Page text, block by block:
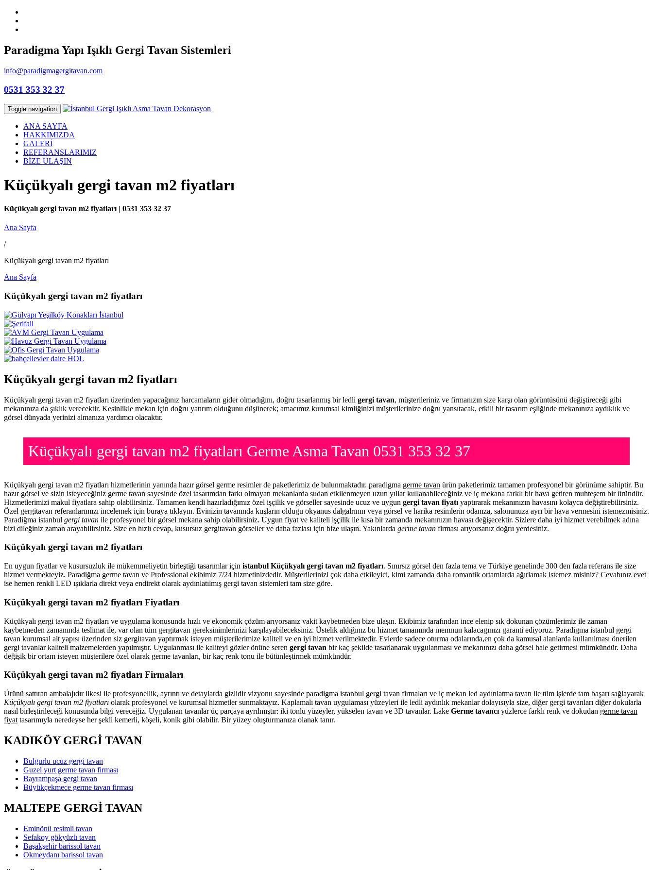
Paradigma Yapı Işıklı Gergi Tavan Sistemleri
info@paradigmagergitavan.com
0531 353 32 37
Toggle navigation
ANA SAYFA
HAKKIMIZDA
GALERİ
REFERANSLARIMIZ
BİZE ULAŞIN
Küçükyalı gergi tavan m2 fiyatları
Küçükyalı gergi tavan m2 fiyatları | 0531 353 32 37
Ana Sayfa
/
Küçükyalı gergi tavan m2 fiyatları
Ana Sayfa
Küçükyalı gergi tavan m2 fiyatları
Küçükyalı gergi tavan m2 fiyatları
Küçükyalı gergi tavan m2 fiyatları üzerinden yapacağınız harcamaların gider olmadığını, doğru tasarlanmış bir ledli gergi tavan, müşterileriniz ve firmanızın size karşı olan görüntüsünü değiştireceği gibi
mekanınıza da şıklık verecektir. Kesinlikle mekan için doğru yatırım olduğunu düşünerek; amacımız kurumsal kimliğinizi müşterilerinize doğru yansıtacak, etkili bir tasarım eşliğinde mekanınıza aydıklık ve
görsel dünyada yerinizi almanıza yardımcı olacaktır.
Küçükyalı gergi tavan m2 fiyatları Germe Asma Tavan 0531 353 32 37
Küçükyalı gergi tavan m2 fiyatları hizmetlerinin yanında hazır görsel germe resimler de paketlerimiz de bulunmaktadır. paradigma germe tavan ürün paketlerimiz tamamen profesyonel bir görünüme sahiptir. Bu
hazır görsel ve sizin isteyeceğiniz germe tavan sayesinde özel tasarımdan farkı olmayan mekanlarda sudan etkilenmeyen uzun yıllar kullanabileceğiniz ve iç mekana farklı bir hava getiren muhteşem bir üründür.
Hizmetlerimizi makul fiyatlara sahip olabilirsiniz. Tamamen kendi hazırladığımız özel işçilik ve görseller sayesinde ucuz ve uygun gergi tavan fiyatı yaptırarak mekanınızın havasını kolayca değiştirebilirsiniz.
Özel gergitavan referanlarımızı incelemek için buraya tıklayın. Evinizin tavanında kuşların oldugu okyanus dalgalrının veya görsel ve harika resimlerin odanıza, salonunuza ayrı bir hava vermesini istemezmisiniz.
Paradiğma istanbul gergi tavan ile profesyonel bir görsel mekana sahip olabilirsiniz. Uygun fiyat ve kaliteli işçilik ile kısa bir zamanda mekanınızın havası değişecektir. Sizlere daha iyi hizmet verebilmek adına
bizi dileğiniz zaman arayabilirsiniz. Size en hızlı cevap, kusursuz gergitavan görseller ve daha fazlası için bize ulaşın. Yakınlarda germe tavan firması arıyorsanız doğru yerdesiniz.
Küçükyalı gergi tavan m2 fiyatları
En uygun fiyatlar ve kusursuzluk ile mükemmeliyetin birleştiği tasarımlar için istanbul Küçükyalı gergi tavan m2 fiyatları. Sınırsız görsel den fazla tema ve Türkiye genelinde 300 den fazla referans ile size
hizmet vermekteyiz. Paradiğma germe tavan ve Professional ekibimiz 7/24 hizmetinizdedir. Müşterilerinizi çok daha etkileyici, kimi zamanda daha romantik ortamlarda ağırlamak istemez misiniz? Cevabınız evet
ise hemen renkli LED ışıklarla direkt veya endirekt olarak aydınlatılmış gergi tavan sistemleri tam size göre.
Küçükyalı gergi tavan m2 fiyatları Fiyatları
Küçükyalı gergi tavan m2 fiyatları ve uygulama konusunda hızlı ve ekonomik çözüm arıyorsanız vakit kaybetmeden bize ulaşın. Ekibimiz tarafından ince elenip sık dokunan çözümlerimiz ile zaman
kaybetmeden zamanında teslimat ile, var olan tüm gergitavan gereksinimlerinizi karşılayabileceksiniz. Üstelik aldığınız bu hizmet tamamında memnun kalacagınızı garanti ediyoruz. Paradigma istanbul gergi
tavan kurumsal alt yapısı üzerinden siz gergitavan yaptırmak isteyen müşterilerimize kaliteli ve en iyi hizmet verilmektedir. Evlerde sadece oturma odalarında,en çok da kamusal alanlarda kullanılması önerilen
gergi tavanlar kaliteli malzemelerden yapılmıştır. Uygulanması ile kaliteyi gözler önüne seren gergi tavan bir kaç şekilde tasarlanarak uygulanması ve mekanınızı daha görsel hale getirmesi mümkündür. Daha
değişik bir ortam isteyen müşterilere özel olarak germe tavanları, bir kaç renk tonu ile bütünleştirmek mümkündür.
Küçükyalı gergi tavan m2 fiyatları Firmaları
Ürünü sattıran ambalajıdır ilkesi ile profesyonellik, ayrıntı ve detaylarda gizlidir vizyonu sayesinde paradigma istanbul gergi tavan firmaları ve iç mekan led aydınlatma tavan ile tüm işlerde tam başarı sağlayarak
Küçükyalı gergi tavan m2 fiyatları olarak profesyonel ve kurumsal hizmetler sunmaktayız. Kaplamalı tavan uygulaması yüzeyleri ile ledli aydınlık mekanlar dolayısıyla size, diğer gergi tavanları diğer dokularla
nasıl birleştirileceği konusunda bilgi vereceğiz. Uygulanan tavanlar üç parçaya ayrılmıştır: iki tonlu yüzeyler, yükselen tavan ve 3D tavanlar. Lake Germe tavancı yüzlerce farklı renk ve dokudan germe tavan
fiyat tasarımıyla neredeyse her şekli kemerli, köşeli, konik gibi olabilir. Bir yüzey oluşturmanıza olanak tanır.
KADIKÖY GERGİ TAVAN
Bulgurlu ucuz gergi tavan
Guzel yurt germe tavan firması
Bayrampaşa gergi tavan
Büyükçekmece germe tavan firması
MALTEPE GERGİ TAVAN
Eminönü resimli tavan
Sefakoy gökyüzü tavan
Başakşehir barissol tavan
Okmeydanı barissol tavan